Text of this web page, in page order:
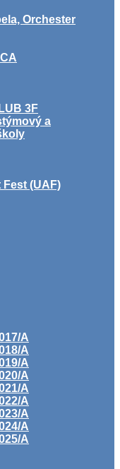
Orchester
3F
a
Fest (UAF)
A
A
A
A
A
A
A
A
A